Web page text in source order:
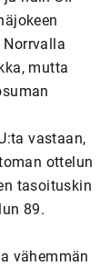
mutta
vastaan,
ottelun
tasoituskin
89.
vähemmän